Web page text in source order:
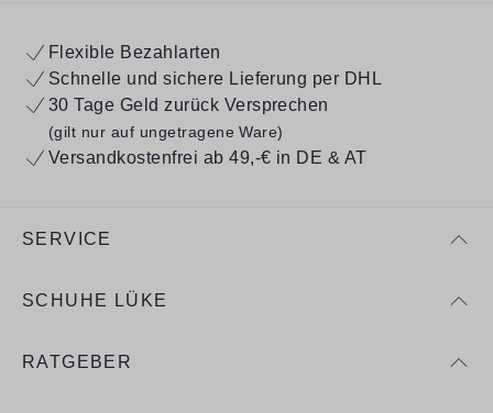
Flexible Bezahlarten
Schnelle und sichere Lieferung per DHL
30 Tage Geld zurück Versprechen
(gilt nur auf ungetragene Ware)
Versandkostenfrei ab 49,-€ in DE & AT
SERVICE
SCHUHE LÜKE
RATGEBER